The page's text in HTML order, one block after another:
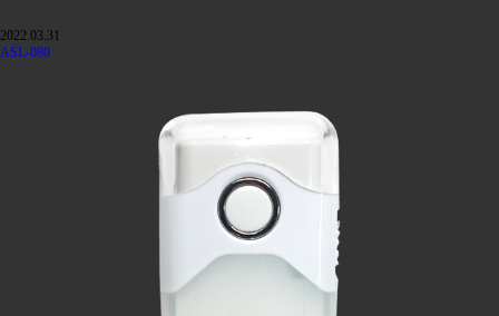
2022.03.31
ASL-080